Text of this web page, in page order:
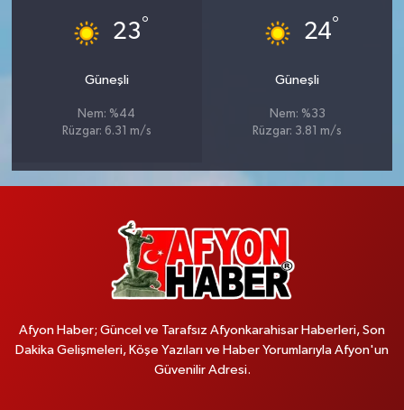
23°
Güneşli
Nem: %44
Rüzgar: 6.31 m/s
24°
Güneşli
Nem: %33
Rüzgar: 3.81 m/s
Afyon Haber; Güncel ve Tarafsız Afyonkarahisar Haberleri, Son
Dakika Gelişmeleri, Köşe Yazıları ve Haber Yorumlarıyla Afyon'un
Güvenilir Adresi.